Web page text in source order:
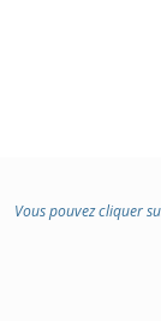
Vous pouvez cliquer